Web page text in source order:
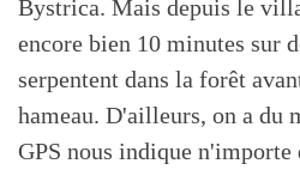
Bystrica. Mais depuis le
encore bien 10 minutes sur
serpentent dans la forêt
hameau. D'ailleurs, on a du
GPS nous indique n'importe